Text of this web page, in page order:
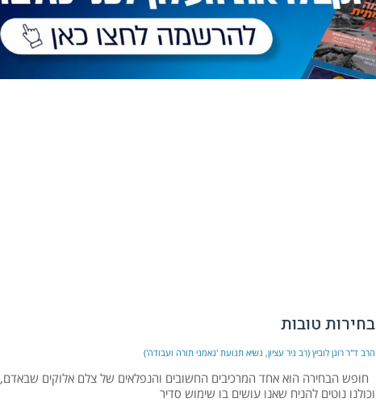
בחירות טובות
הרב ד"ר רונן לוביץ (רב ניר עציון, נשיא תנועת 'נאמני תורה ועבודה')
חופש הבחירה הוא אחד המרכיבים החשובים והנפלאים של צלם אלוקים שבאדם,
וכולנו נוטים להניח שאנו עושים בו שימוש סדיר